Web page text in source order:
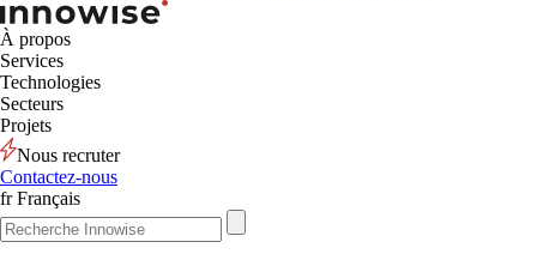
À propos
Services
Technologies
Secteurs
Projets
Nous recruter
Contactez-nous
fr Français